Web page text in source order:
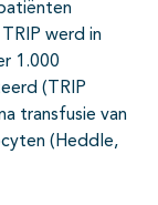
werd in
1.000
(TRIP
transfusie van
(Heddle,